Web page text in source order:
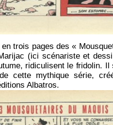
trois pages des «
(ici scénariste et
ridiculisent le fridolin. Il
cette mythique série,
Albatros.